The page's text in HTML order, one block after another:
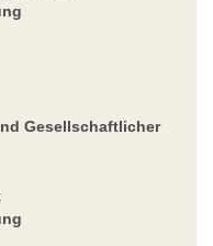
Gesellschaftlicher